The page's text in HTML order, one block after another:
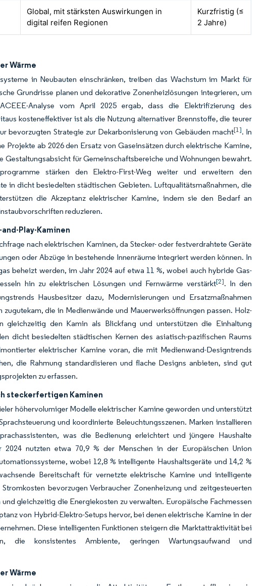
Global, mit stärksten Auswirkungen in
digital reifen Regionen
Kurzfristig (≤
2 Jahre)
Wärme
in Neubauten einschränken, treiben das Wachstum im Markt für
Grundrisse planen und dekorative Zonenheizlösungen integrieren, um
Analyse vom April 2025 ergab, dass die Elektrifizierung des
kosteneffektiver ist als die Nutzung alternativer Brennstoffe, die teurer
bevorzugten Strategie zur Dekarbonisierung von Gebäuden macht[1]. In
ab 2026 den Ersatz von Gaseinsätzen durch elektrische Kamine,
für Gemeinschaftsbereiche und Wohnungen bewahrt.
stärken den Elektro-First-Weg weiter und erweitern den
in dicht besiedelten städtischen Gebieten. Luftqualitätsmaßnahmen, die
die Akzeptanz elektrischer Kamine, indem sie den Bedarf an
reduzieren.
Play-Kaminen
nach elektrischen Kaminen, da Stecker- oder festverdrahtete Geräte
oder Abzüge in bestehende Innenräume integriert werden können. In
beheizt werden, im Jahr 2024 auf etwa 11 %, wobei auch hybride Gas-
hin zu elektrischen Lösungen und Fernwärme verstärkt[2]. In den
Hausbesitzer dazu, Modernisierungen und Ersatzmaßnahmen
die in Medienwände und Mauerwerksöffnungen passen. Holz-
gleichzeitig den Kamin als Blickfang und unterstützen die Einhaltung
dicht besiedelten städtischen Kernen des asiatisch-pazifischen Raums
elektrischer Kamine voran, die mit Medienwand-Designtrends
die Rahmung standardisieren und flache Designs anbieten, sind gut
zu erfassen.
steckerfertigen Kaminen
höhervolumiger Modelle elektrischer Kamine geworden und unterstützt
und koordinierte Beleuchtungsszenen. Marken installieren
was die Bedienung erleichtert und jüngere Haushalte
nutzten etwa 70,9 % der Menschen in der Europäischen Union
wobei 12,8 % intelligente Haushaltsgeräte und 14,2 %
Bereitschaft für vernetzte elektrische Kamine und intelligente
bevorzugen Verbraucher Zonenheizung und zeitgesteuerten
gleichzeitig die Energiekosten zu verwalten. Europäische Fachmessen
von Hybrid-Elektro-Setups hervor, bei denen elektrische Kamine in der
Diese intelligenten Funktionen steigern die Marktattraktivität bei
die konsistentes Ambiente, geringen Wartungsaufwand und
Wärme